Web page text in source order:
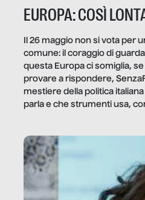
EUROPA: COSÌ
Il 26 maggio non si vota per
comune: il coraggio di
questa Europa ci somiglia,
provare a rispondere,
mestiere della politica
parla e che strumenti usa,